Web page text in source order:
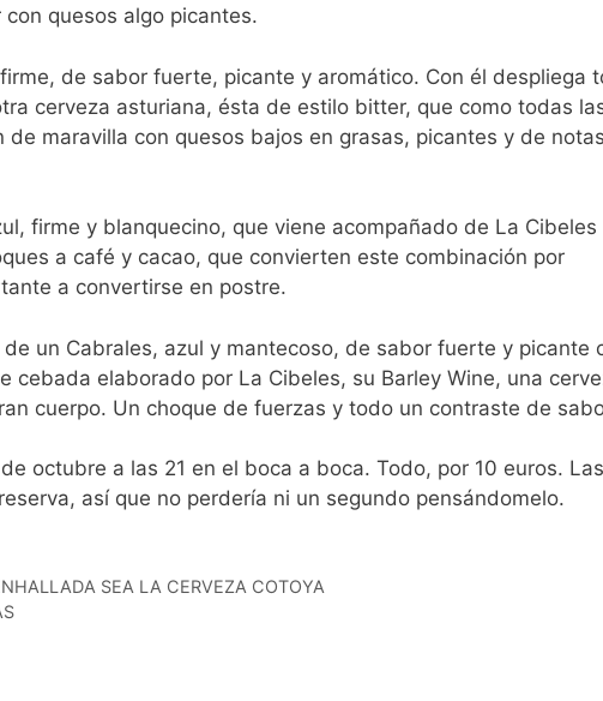
quesos algo picantes.
de sabor fuerte, picante y aromático. Con él despliega
cerveza asturiana, ésta de estilo bitter, que como todas
maravilla con quesos bajos en grasas, picantes y de notas
firme y blanquecino, que viene acompañado de La Cibeles
a café y cacao, que convierten este combinación por
a convertirse en postre.
un Cabrales, azul y mantecoso, de sabor fuerte y picante
cebada elaborado por La Cibeles, su Barley Wine, una
cuerpo. Un choque de fuerzas y todo un contraste de
octubre a las 21 en el boca a boca. Todo, por 10 euros. Las
así que no perdería ni un segundo pensándomelo.
SEA LA CERVEZA COTOYA